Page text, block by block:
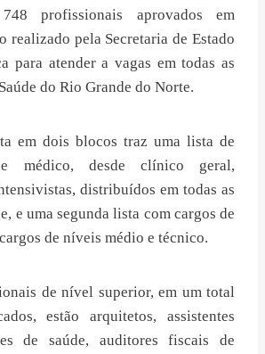
profissionais aprovados em
realizado pela Secretaria de Estado
para atender a vagas em todas as
do Rio Grande do Norte.
em dois blocos traz uma lista de
médico, desde clínico geral,
distribuídos em todas as
e uma segunda lista com cargos de
de níveis médio e técnico.
de nível superior, em um total
estão arquitetos, assistentes
de saúde, auditores fiscais de